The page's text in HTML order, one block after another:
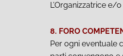
L’Organizzatrice e/
8. FORO
Per ogni eventuale